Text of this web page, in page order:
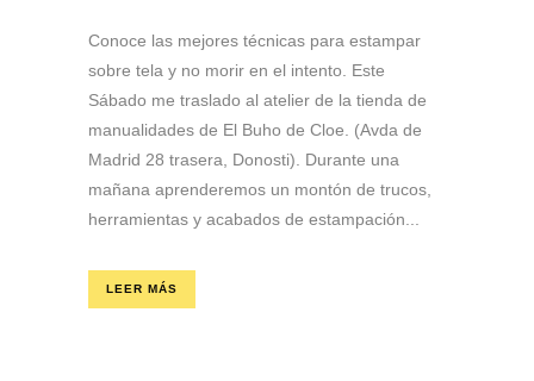
Conoce las mejores técnicas para estampar
sobre tela y no morir en el intento. Este
Sábado me traslado al atelier de la tienda de
manualidades de El Buho de Cloe. (Avda de
Madrid 28 trasera, Donosti). Durante una
mañana aprenderemos un montón de trucos,
herramientas y acabados de estampación...
LEER MÁS